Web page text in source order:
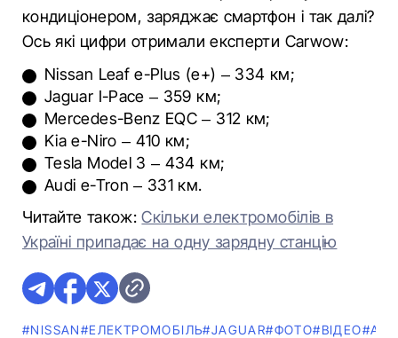
кондиціонером, заряджає смартфон і так далі?
Ось які цифри отримали експерти Carwow:
Nissan Leaf e-Plus (e+) – 334 км;
Jaguar I-Pace – 359 км;
Mercedes-Benz EQC – 312 км;
Kia e-Niro – 410 км;
Tesla Model 3 – 434 км;
Audi e-Tron ​​​– 331 км.
Читайте також:Скільки електромобілів в
Україні припадає на одну зарядну станцію
#NISSAN#ЕЛЕКТРОМОБІЛЬ#JAGUAR#ФОТО#ВІДЕО